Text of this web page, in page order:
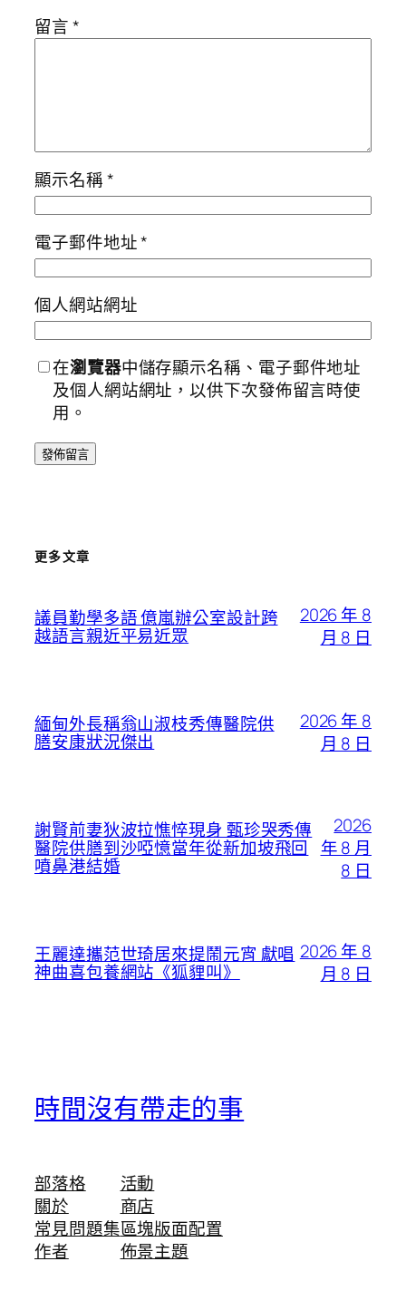
留言*
顯示名稱*
電子郵件地址*
個人網站網址
在瀏覽器中儲存顯示名稱、電子郵件地址
及個人網站網址，以供下次發佈留言時使
用。
更多文章
議員勤學多語 億嵐辦公室設計跨
越語言親近平易近眾
2026 年 8
月 8 日
緬甸外長稱翁山淑枝秀傳醫院供
膳安康狀況傑出
2026 年 8
月 8 日
謝賢前妻狄波拉憔悴現身 甄珍哭秀傳
醫院供膳到沙啞憶當年從新加坡飛回
噴鼻港結婚
2026
年 8 月
8 日
王麗達攜范世琦居來提鬧元宵 獻唱
神曲喜包養網站《狐貍叫》
2026 年 8
月 8 日
時間沒有帶走的事
部落格
關於
常見問題集
作者
活動
商店
區塊版面配置
佈景主題